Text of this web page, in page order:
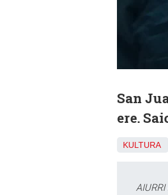
San
ere.
KULTURA